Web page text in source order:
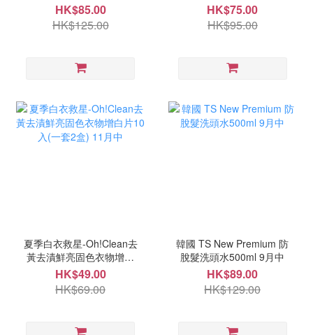
裝 9月尾
HK$85.00
HK$125.00
裝 9月尾
HK$75.00
HK$95.00
夏季白衣救星-Oh!Clean去
黃去漬鮮亮固色衣物增白
片10入(一套2盒) 11月中
HK$49.00
HK$69.00
韓國 TS New Premium 防
脫髮洗頭水500ml 9月中
HK$89.00
HK$129.00